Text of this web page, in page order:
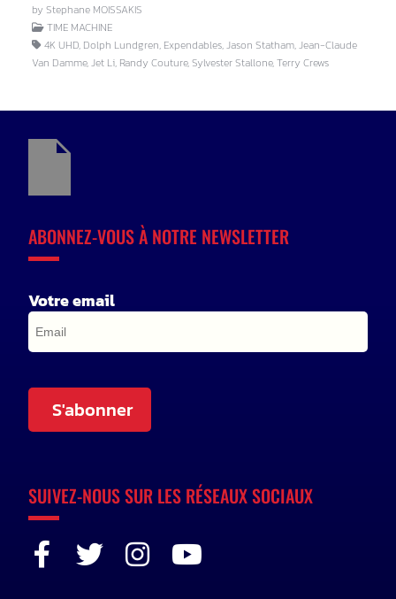
by Stephane MOISSAKIS
TIME MACHINE
4K UHD, Dolph Lundgren, Expendables, Jason Statham, Jean-Claude
Van Damme, Jet Li, Randy Couture, Sylvester Stallone, Terry Crews
ABONNEZ-VOUS À NOTRE NEWSLETTER
Votre email
S'abonner
SUIVEZ-NOUS SUR LES RÉSEAUX SOCIAUX